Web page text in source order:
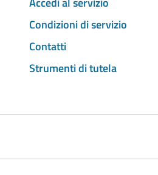
Condizioni di servizio
Contatti
Strumenti di tutela